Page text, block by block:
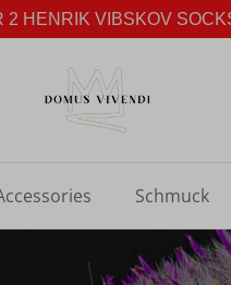
2 HENRIK VIBSKOV
Schmuck